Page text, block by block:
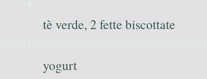
tè verde, 2 fette biscottate
yogurt